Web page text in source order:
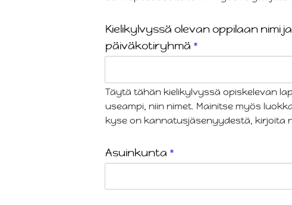
Kielikylvyssä olevan oppilaan nimi
päiväkotiryhmä *
Täytä tähän kielikylvyssä opiskelevan
useampi, niin nimet. Mainitse myös
kyse on kannatusjäsenyydestä, kirjoita
Asuinkunta *